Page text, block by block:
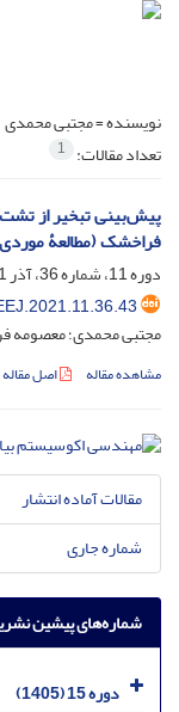
نویسنده =مجتبی محمدی
تعداد مقالات: 1
پیش‌بینی تبخیر از
فراخشک (مطالعۀ
دوره 11، شماره 36، آذر 1401، صفحه
مجتبی محمدی؛ معصومه
مشاهده مقاله اصل مقاله
مقالات آماده انتشار
شماره جاری
شماره‌های پیشین
دوره 15 (1405)